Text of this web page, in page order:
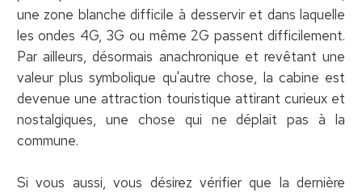
une zone blanche difficile à desservir et dans laquelle
les ondes 4G, 3G ou même 2G passent difficilement.
Par ailleurs, désormais anachronique et revêtant une
valeur plus symbolique qu'autre chose, la cabine est
devenue une attraction touristique attirant curieux et
nostalgiques, une chose qui ne déplait pas à la
commune.
Si vous aussi, vous désirez vérifier que la dernière